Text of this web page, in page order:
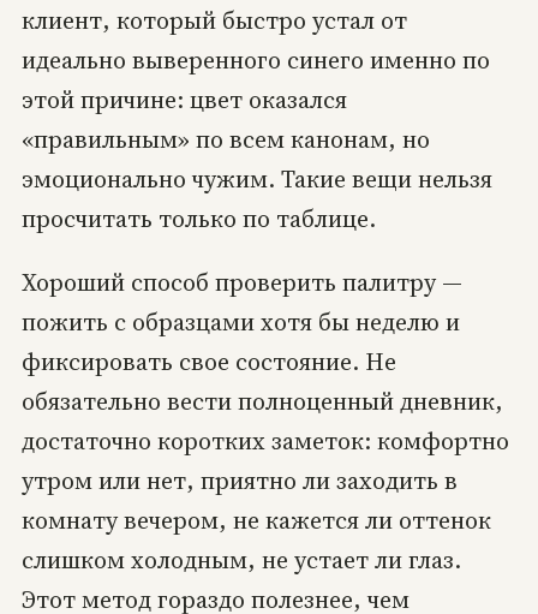
клиент, который быстро устал от
идеально выверенного синего именно по
этой причине: цвет оказался
«правильным» по всем канонам, но
эмоционально чужим. Такие вещи нельзя
просчитать только по таблице.
Хороший способ проверить палитру —
пожить с образцами хотя бы неделю и
фиксировать свое состояние. Не
обязательно вести полноценный дневник,
достаточно коротких заметок: комфортно
утром или нет, приятно ли заходить в
комнату вечером, не кажется ли оттенок
слишком холодным, не устает ли глаз.
Этот метод гораздо полезнее, чем